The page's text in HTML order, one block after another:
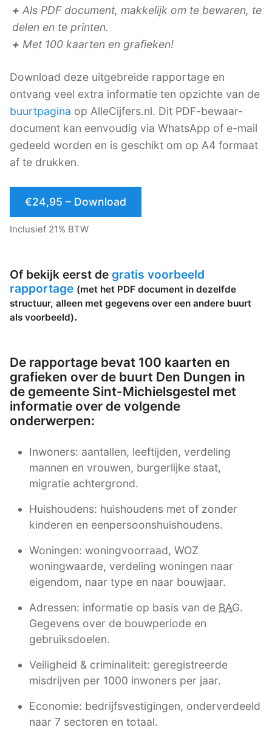
+ Als PDF document, makkelijk om te bewaren, te
delen en te printen.
+ Met 100 kaarten en grafieken!
Download deze uitgebreide rapportage en
ontvang veel extra informatie ten opzichte van de
buurtpagina op AlleCijfers.nl. Dit PDF-bewaar-
document kan eenvoudig via WhatsApp of e-mail
gedeeld worden en is geschikt om op A4 formaat
af te drukken.
€24,95 – Download
Inclusief 21% BTW
Of bekijk eerst de gratis voorbeeld
rapportage (met het PDF document in dezelfde
structuur, alleen met gegevens over een andere buurt
als voorbeeld).
De rapportage bevat 100 kaarten en
grafieken over de buurt Den Dungen in
de gemeente Sint-Michielsgestel met
informatie over de volgende
onderwerpen:
Inwoners: aantallen, leeftijden, verdeling
mannen en vrouwen, burgerlijke staat,
migratie achtergrond.
Huishoudens: huishoudens met of zonder
kinderen en eenpersoonshuishoudens.
Woningen: woningvoorraad, WOZ
woningwaarde, verdeling woningen naar
eigendom, naar type en naar bouwjaar.
Adressen: informatie op basis van de BAG.
Gegevens over de bouwperiode en
gebruiksdoelen.
Veiligheid & criminaliteit: geregistreerde
misdrijven per 1000 inwoners per jaar.
Economie: bedrijfsvestigingen, onderverdeeld
naar 7 sectoren en totaal.